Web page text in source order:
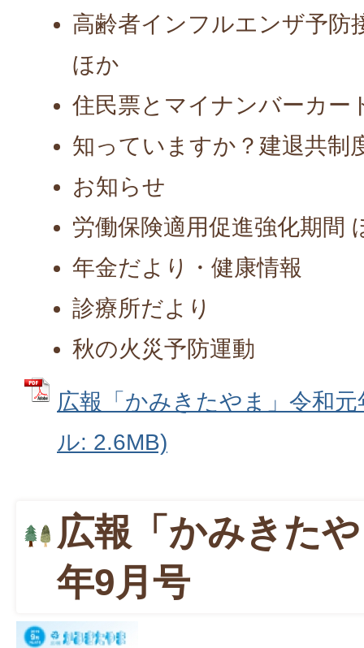
高齢者インフルエンザ予防
ほか
住民票とマイナンバーカー
知っていますか？建退共制
お知らせ
労働保険適用促進強化期間
年金だより・健康情報
診療所だより
秋の火災予防運動
広報「かみきたやま」令和
ル: 2.6MB)
広報「かみきた
年9月号